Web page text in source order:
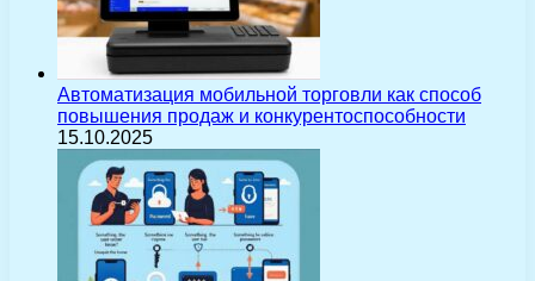
Автоматизация мобильной торговли как способ
повышения продаж и конкурентоспособности
15.10.2025